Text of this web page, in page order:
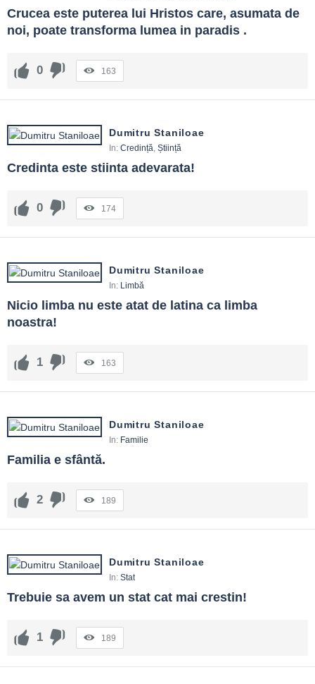
Crucea este puterea lui Hristos care, asumata de
noi, poate transforma lumea in paradis .
0 163
Dumitru Staniloae
In: Credință, Știință
Credinta este stiinta adevarata!
0 174
Dumitru Staniloae
In: Limbă
Nicio limba nu este atat de latina ca limba
noastra!
1 163
Dumitru Staniloae
In: Familie
Familia e sfântă.
2 189
Dumitru Staniloae
In: Stat
Trebuie sa avem un stat cat mai crestin!
1 189